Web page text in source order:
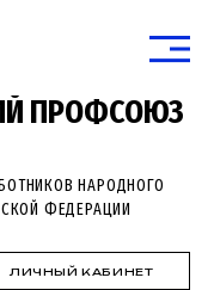
ПРОФСОЮЗ
НАРОДНОГО
ФЕДЕРАЦИИ
ЛИЧНЫЙ КАБИНЕТ